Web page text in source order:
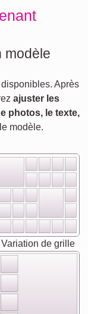
modèle
Après
ajuster les
photos, le texte,
modèle.
Variation de grille